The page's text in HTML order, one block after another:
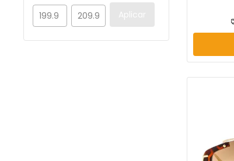
Aplicar